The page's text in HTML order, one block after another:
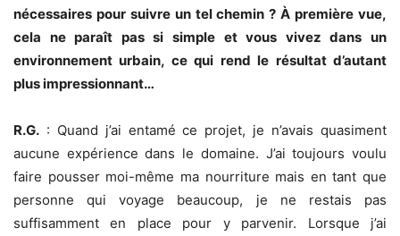
nécessaires pour suivre un tel chemin ? À première vue,
cela ne paraît pas si simple et vous vivez dans un
environnement urbain, ce qui rend le résultat d’autant
plus impressionnant…
R.G. : Quand j’ai entamé ce projet, je n’avais quasiment
aucune expérience dans le domaine. J’ai toujours voulu
faire pousser moi-même ma nourriture mais en tant que
personne qui voyage beaucoup, je ne restais pas
suffisamment en place pour y parvenir. Lorsque j’ai